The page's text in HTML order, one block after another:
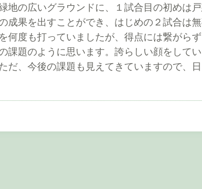
地の広いグラウンドに、１試合目の初めは
成果を出すことができ、はじめの２試合は
何度も打っていましたが、得点には繋がら
課題のように思います。誇らしい顔をして
だ、今後の課題も見えてきていますので、